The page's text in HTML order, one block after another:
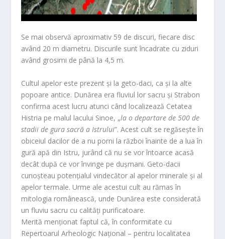
Se mai observă aproximativ 59 de discuri, fiecare disc
având 20 m diametru. Discurile sunt încadrate cu ziduri
având grosimi de până la 4,5 m.
Cultul apelor este prezent și la geto-daci, ca și la alte
popoare antice. Dunărea era fluviul lor sacru și Strabon
confirma acest lucru atunci când localizează Cetatea
Histria pe malul lacului Sinoe, „la o departare de 500 de
stadii de gura sacră a Istrului”. Acest cult se regăsește în
obiceiul dacilor de a nu porni la război înainte de a lua în
gură apă din Istru, jurând că nu se vor întoarce acasă
decât după ce vor învinge pe dușmani. Geto-dacii
cunoșteau potențialul vindecător al apelor minerale și al
apelor termale. Urme ale acestui cult au rămas în
mitologia românească, unde Dunărea este considerată
un fluviu sacru cu calități purificatoare.
Merită menționat faptul că, în conformitate cu
Repertoarul Arheologic Național – pentru localitatea